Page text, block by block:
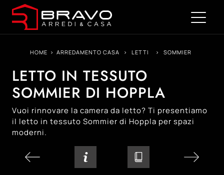
HOME > ARREDAMENTO CASA > LETTI > SOMMIER
LETTO IN TESSUTO
SOMMIER DI HOPPLA
Vuoi rinnovare la camera da letto? Ti presentiamo
il letto in tessuto Sommier di Hoppla per spazi
moderni.